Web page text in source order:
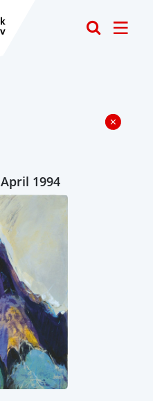
1994